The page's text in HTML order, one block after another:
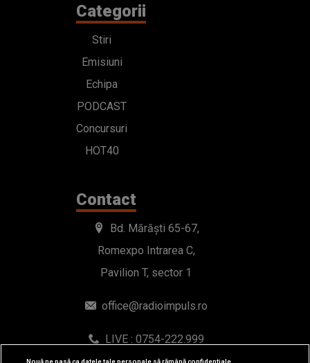
Categorii
Stiri
Emisiuni
Echipa
PODCAST
Concursuri
HOT40
Contact
Bd. Mărăști 65-67,
Romexpo Intrarea C,
Pavilion T, sector 1
office@radioimpuls.ro
LIVE : 0754-222.999
Nouă ne pasă ca datele tale personale să rămână confidențiale